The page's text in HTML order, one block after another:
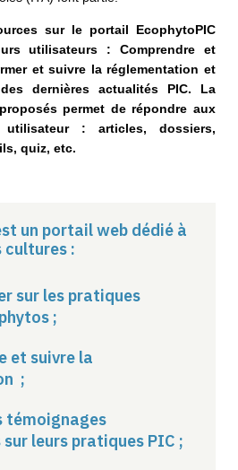
sur le portail EcophytoPIC
utilisateurs : Comprendre et
et suivre la réglementation et
dernières actualités PIC. La
permet de répondre aux
: articles, dossiers,
quiz, etc.
un portail web dédié à
:​
sur les pratiques
;
et suivre la
;
témoignages
leurs pratiques PIC​ ;